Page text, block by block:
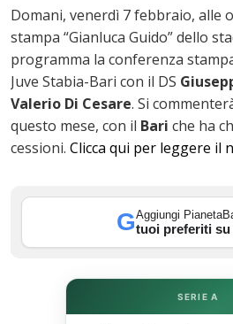
Domani, venerdì 7 febbraio, alle
stampa “Gianluca Guido” dello
programma la conferenza
Juve Stabia-Bari con il DS
Valerio Di Cesare. Si
questo mese, con il Bari che ha
cessioni. Clicca qui per leggere il
GAggiungi
tuoi preferiti su
SERIE A